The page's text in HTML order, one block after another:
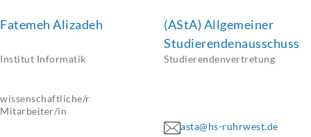
Fatemeh Alizadeh
Institut Informatik
wissenschaftliche/r
Mitarbeiter/in
(AStA) Allgemeiner
Studierendenausschuss
Studierendenvertretung
asta@hs-ruhrwest.de